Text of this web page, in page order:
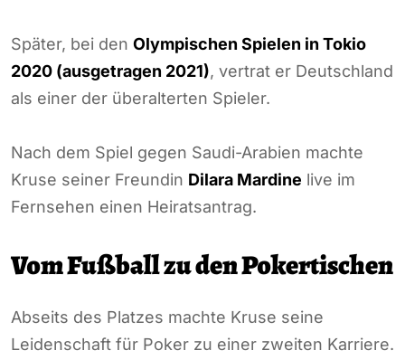
Später, bei den Olympischen Spielen in Tokio
2020 (ausgetragen 2021), vertrat er Deutschland
als einer der überalterten Spieler.
Nach dem Spiel gegen Saudi-Arabien machte
Kruse seiner Freundin Dilara Mardine live im
Fernsehen einen Heiratsantrag.
Vom Fußball zu den Pokertischen
Abseits des Platzes machte Kruse seine
Leidenschaft für Poker zu einer zweiten Karriere.